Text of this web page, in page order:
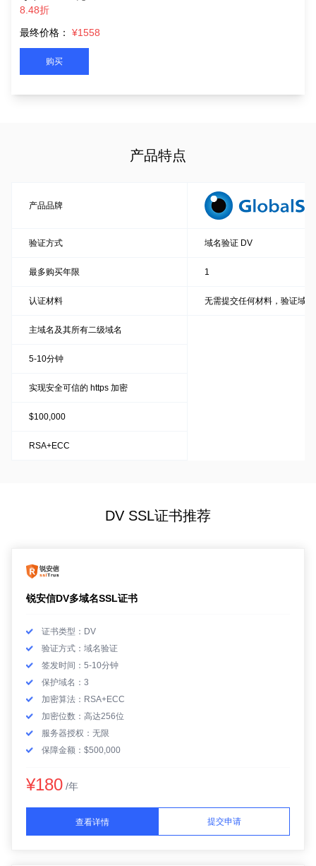
8.48折
最终价格：
¥1558
购买
产品特点
产品品牌
验证方式 域名验证 DV
最多购买年限 1
认证材料 无需提交任何材料，验证域
主域名及其所有二级域名
5-10分钟
实现安全可信的 https 加密
$100,000
RSA+ECC
DV SSL证书推荐
锐安信DV多域名SSL证书
证书类型：DV
验证方式：域名验证
签发时间：5-10分钟
保护域名：3
加密算法：RSA+ECC
加密位数：高达256位
服务器授权：无限
保障金额：$500,000
¥180 /年
查看详情 提交申请